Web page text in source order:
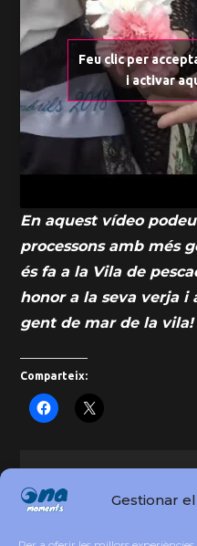
Gestionar
Feu clic per
i activar
En aquest vídeo
processons amb més
és fa a la Vila de
honor a la seva verja i
gent de mar de la vila!
Comparteix:
Moments poesia: